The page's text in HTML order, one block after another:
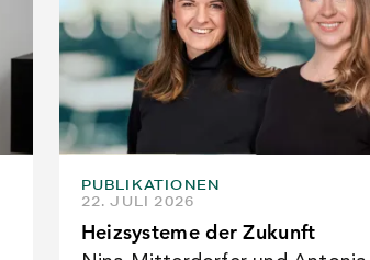
PUBLIKATIONEN
22. JULI 2026
Heizsysteme der Zukunft